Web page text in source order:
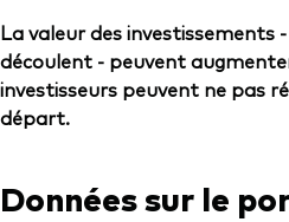
La valeur des investissements
découlent - peuvent
investisseurs peuvent ne pas
départ.
Données sur le